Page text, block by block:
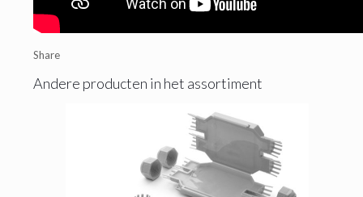
Share
Andere producten in het assortiment